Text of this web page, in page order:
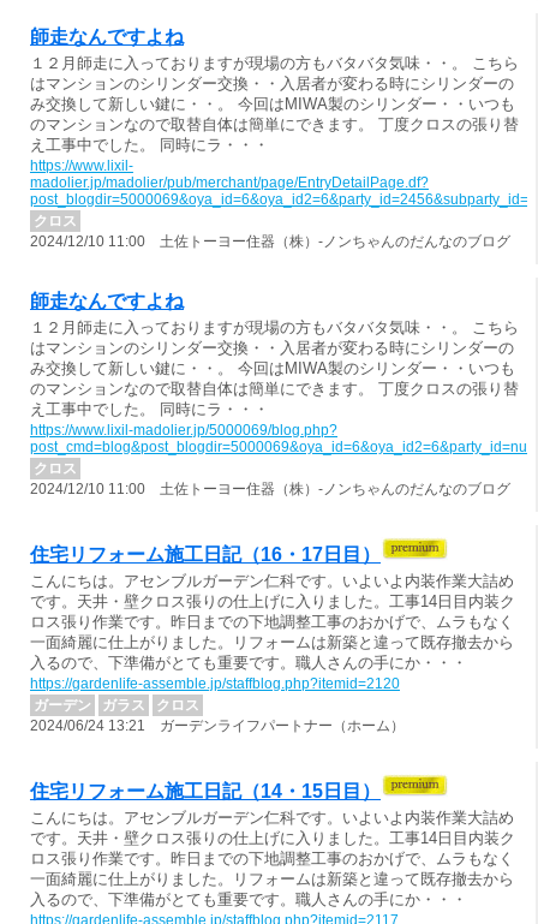
師走なんですよね
１２月師走に入っておりますが現場の方もバタバタ気味・・。 こちら
はマンションのシリンダー交換・・入居者が変わる時にシリンダーの
み交換して新しい鍵に・・。 今回はMIWA製のシリンダー・・いつも
のマンションなので取替自体は簡単にできます。 丁度クロスの張り替
え工事中でした。 同時にラ・・・
https://www.lixil-
madolier.jp/madolier/pub/merchant/page/EntryDetailPage.df?
クロス
2024/12/10 11:00 土佐トーヨー住器（株）-ノンちゃんのだんなのブログ
師走なんですよね
１２月師走に入っておりますが現場の方もバタバタ気味・・。 こちら
はマンションのシリンダー交換・・入居者が変わる時にシリンダーの
み交換して新しい鍵に・・。 今回はMIWA製のシリンダー・・いつも
のマンションなので取替自体は簡単にできます。 丁度クロスの張り替
え工事中でした。 同時にラ・・・
https://www.lixil-madolier.jp/5000069/blog.php?
クロス
2024/12/10 11:00 土佐トーヨー住器（株）-ノンちゃんのだんなのブログ
住宅リフォーム施工日記（16・17日目）
こんにちは。アセンブルガーデン仁科です。いよいよ内装作業大詰め
です。天井・壁クロス張りの仕上げに入りました。工事14日目内装ク
ロス張り作業です。昨日までの下地調整工事のおかげで、ムラもなく
一面綺麗に仕上がりました。リフォームは新築と違って既存撤去から
入るので、下準備がとても重要です。職人さんの手にか・・・
https://gardenlife-assemble.jp/staffblog.php?itemid=2120
ガーデン
ガラス
クロス
2024/06/24 13:21 ガーデンライフパートナー（ホーム）
住宅リフォーム施工日記（14・15日目）
こんにちは。アセンブルガーデン仁科です。いよいよ内装作業大詰め
です。天井・壁クロス張りの仕上げに入りました。工事14日目内装ク
ロス張り作業です。昨日までの下地調整工事のおかげで、ムラもなく
一面綺麗に仕上がりました。リフォームは新築と違って既存撤去から
入るので、下準備がとても重要です。職人さんの手にか・・・
https://gardenlife-assemble.jp/staffblog.php?itemid=2117